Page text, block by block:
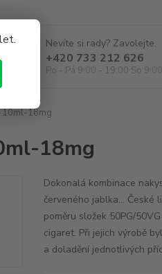
Nevíte si rady? Zavolejte.
+420 733 212 626
Po - Pá 9:00 - 19:00 So
10ml-18mg
18mg
Dokonalá kombinace
červeného jablka... České
poměru složek 50PG/
cigaret. Při jejich výrobě
a doladění jednotlivých